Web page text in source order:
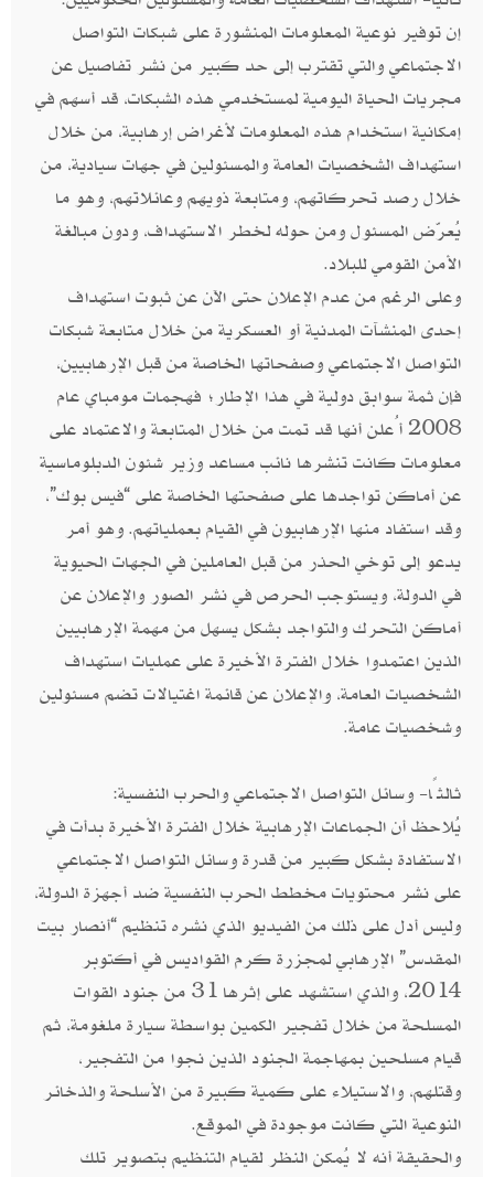
إن توفير نوعية المعلومات المنشورة على شبكات التواصل
الاجتماعي والتي تقترب إلى حد كبير من نشر تفاصيل عن
مجريات الحياة اليومية لمستخدمي هذه الشبكات، قد أسهم في
إمكانية استخدام هذه المعلومات لأغراض إرهابية، من خلال
استهداف الشخصيات العامة والمسئولين في جهات سيادية، من
خلال رصد تحركاتهم، ومتابعة ذويهم وعائلاتهم، وهو ما
يُعرّض المسئول ومن حوله لخطر الاستهداف، ودون مبالغة
الأمن القومي للبلاد.
وعلى الرغم من عدم الإعلان حتى الآن عن ثبوت استهداف
إحدى المنشآت المدنية أو العسكرية من خلال متابعة شبكات
التواصل الاجتماعي وصفحاتها الخاصة من قبل الإرهابيين،
فإن ثمة سوابق دولية في هذا الإطار؛ فهجمات مومباي عام
2008 أُعلن أنها قد تمت من خلال المتابعة والاعتماد على
معلومات كانت تنشرها نائب مساعد وزير شئون الدبلوماسية
عن أماكن تواجدها على صفحتها الخاصة على “فيس بوك”،
وقد استفاد منها الإرهابيون في القيام بعملياتهم. وهو أمر
يدعو إلى توخي الحذر من قبل العاملين في الجهات الحيوية
في الدولة، ويستوجب الحرص في نشر الصور والإعلان عن
أماكن التحرك والتواجد بشكل يسهل من مهمة الإرهابيين
الذين اعتمدوا خلال الفترة الأخيرة على عمليات استهداف
الشخصيات العامة، والإعلان عن قائمة اغتيالات تضم مسئولين
وشخصيات عامة.
ثالثًا- وسائل التواصل الاجتماعي والحرب النفسية:
يُلاحظ أن الجماعات الإرهابية خلال الفترة الأخيرة بدأت في
الاستفادة بشكل كبير من قدرة وسائل التواصل الاجتماعي
على نشر محتويات مخطط الحرب النفسية ضد أجهزة الدولة،
وليس أدل على ذلك من الفيديو الذي نشره تنظيم “أنصار بيت
المقدس” الإرهابي لمجزرة كرم القواديس في أكتوبر
2014، والذي استشهد على إثرها 31 من جنود القوات
المسلحة من خلال تفجير الكمين بواسطة سيارة ملغومة، ثم
قيام مسلحين بمهاجمة الجنود الذين نجوا من التفجير،
وقتلهم، والاستيلاء على كمية كبيرة من الأسلحة والذخائر
النوعية التي كانت موجودة في الموقع.
والحقيقة أنه لا يُمكن النظر لقيام التنظيم بتصوير تلك